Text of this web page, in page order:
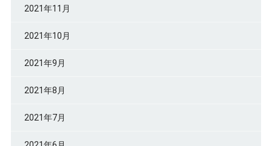
2021年11月
2021年10月
2021年9月
2021年8月
2021年7月